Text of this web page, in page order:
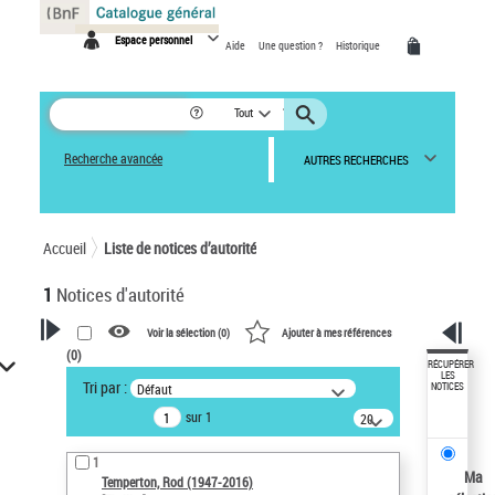
Espace personnel Aide Une question ? Historique
Tout
Recherche avancée AUTRES RECHERCHES
Accueil Liste de notices d’autorité
1 Notices d'autorité
VOTRE RECHERCHE
Recherche avancée dans les
notices d’autorité
Œuvres liées à l'auteur :
Temperton, Rod (1947-2016)
Voir la sélection (0) Ajouter à mes références
(0)
Tri par : Défaut
sur 1
20
résultats/page
1
Temperton, Rod (1947-2016)
RÉCUPÉRER
LES
NOTICES
Ma
Panneau de gestion des cookies